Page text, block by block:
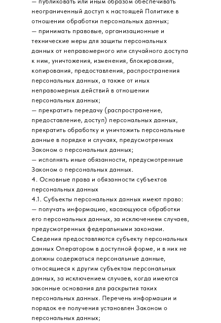
неограниченный доступ к настоящей Политике в
отношении обработки персональных данных;
— принимать правовые, организационные и
технические меры для защиты персональных
данных от неправомерного или случайного доступа
к ним, уничтожения, изменения, блокирования,
копирования, предоставления, распространения
персональных данных, а также от иных
неправомерных действий в отношении
персональных данных;
— прекратить передачу (распространение,
предоставление, доступ) персональных данных,
прекратить обработку и уничтожить персональные
данные в порядке и случаях, предусмотренных
Законом о персональных данных;
— исполнять иные обязанности, предусмотренные
Законом о персональных данных.
4. Основные права и обязанности субъектов
персональных данных
4.1. Субъекты персональных данных имеют право:
— получать информацию, касающуюся обработки
его персональных данных, за исключением случаев,
предусмотренных федеральными законами.
Сведения предоставляются субъекту персональных
данных Оператором в доступной форме, и в них не
должны содержаться персональные данные,
относящиеся к другим субъектам персональных
данных, за исключением случаев, когда имеются
законные основания для раскрытия таких
персональных данных. Перечень информации и
порядок ее получения установлен Законом о
персональных данных;